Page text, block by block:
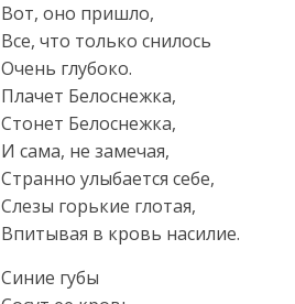
Вот, оно пришло,
Все, что только снилось
Очень глубоко.
Плачет Белоснежка,
Стонет Белоснежка,
И сама, не замечая,
Странно улыбается себе,
Слезы горькие глотая,
Впитывая в кровь насилие.
Синие губы